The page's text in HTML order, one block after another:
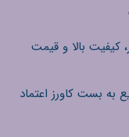
کیفیت بالا و قیمت
به بست کاورز اعتماد